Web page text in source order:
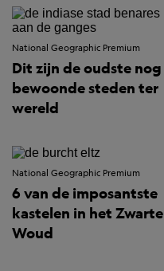
National Geographic Premium
Dit zijn de oudste nog
bewoonde steden ter
wereld
National Geographic Premium
6 van de imposantste
kastelen in het Zwarte
Woud